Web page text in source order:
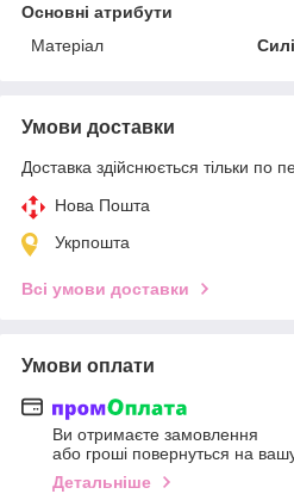
Основні атрибути
Матеріал
Умови доставки
Доставка здійснюється тільки по
Нова Пошта
Укрпошта
Всі умови доставки
Умови оплати
Ви отримаєте замовлення
або гроші повернуться на
Детальніше